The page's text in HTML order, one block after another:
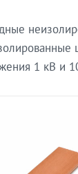
1 кВ и